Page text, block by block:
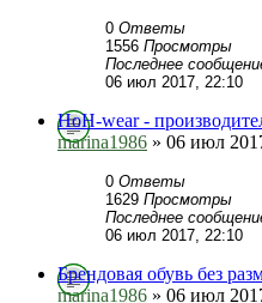
0 Ответы
1556 Просмотры
Последнее
06 июл 2017, 22:10
HoH-wear -
marina1986 » 06 июл
0 Ответы
1629 Просмотры
Последнее
06 июл 2017, 22:10
Брендовая обувь без
marina1986 » 06 июл